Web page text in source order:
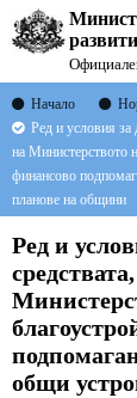
Начало
Ред и условия за
на Министерството
финансово
планове на общини
Ред и
общи